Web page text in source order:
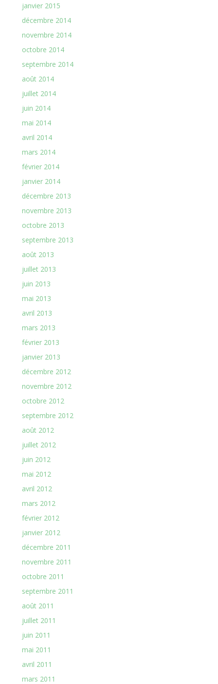
janvier 2015
décembre 2014
novembre 2014
octobre 2014
septembre 2014
août 2014
juillet 2014
juin 2014
mai 2014
avril 2014
mars 2014
février 2014
janvier 2014
décembre 2013
novembre 2013
octobre 2013
septembre 2013
août 2013
juillet 2013
juin 2013
mai 2013
avril 2013
mars 2013
février 2013
janvier 2013
décembre 2012
novembre 2012
octobre 2012
septembre 2012
août 2012
juillet 2012
juin 2012
mai 2012
avril 2012
mars 2012
février 2012
janvier 2012
décembre 2011
novembre 2011
octobre 2011
septembre 2011
août 2011
juillet 2011
juin 2011
mai 2011
avril 2011
mars 2011